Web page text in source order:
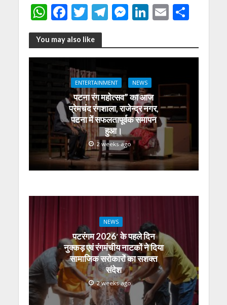
W
h
at
s
p
F
ac
e
b
o
o
k
T
w
itt
er
T
e
gr
a
m
M
ss
e
n
g
er
Li
k
e
dI
n
E
ai
l
S
ar
e
You may also like
ENTERTAINMENT NEWS
पटना रंग महोत्सव” का आज
प्रेमचंद रंगशाला, राजेन्द्र नगर,
पटना में सफलतापूर्वक समापन
हुआ।
2 weeks ago
NEWS
पटरंगम 2026′ के पहले दिन
नुक्कड़ एवं रंगमंचीय नाटकों ने दिया
सामाजिक सरोकारों का सशक्त
संदेश
2 weeks ago